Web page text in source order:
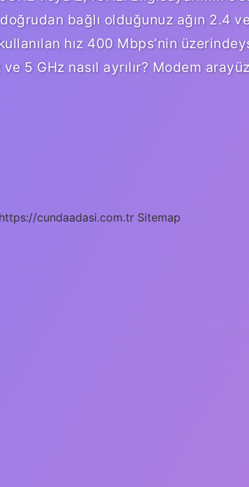
bağlı olduğunuz ağın 2.4
hız 400 Mbps’nin
5 GHz nasıl ayrılır? Modem
https://cundaadasi.com.tr Sitemap